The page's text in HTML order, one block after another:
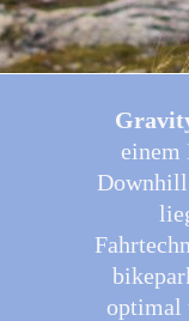
einem
Downhill
optimal